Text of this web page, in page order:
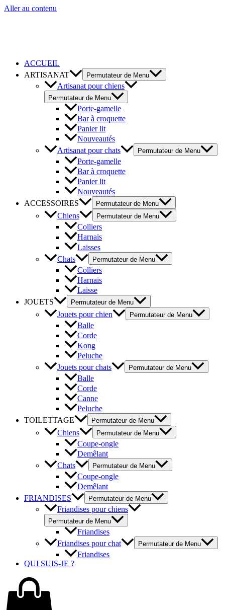
Aller au contenu
ACCUEIL
ARTISANAT
Permutateur de Menu
Artisanat pour chiens
Permutateur de Menu
Porte-gamelle
Bar à croquette
Panier lit
Nouveautés
Artisanat pour chats
Permutateur de Menu
Porte-gamelle
Bar à croquette
Panier lit
Nouveautés
ACCESSOIRES
Permutateur de Menu
Chiens Permutateur de Menu
Colliers
Harnais
Laisses
Chats
Permutateur de Menu
Colliers
Harnais
Laisse
JOUETS
Permutateur de Menu
Jouets pour chien Permutateur de Menu
Balle
Corde
Kong
Peluche
Jouets pour chats
Permutateur de Menu
Balle
Corde
Canne
Peluche
TOILETTAGE
Permutateur de Menu
Chiens Permutateur de Menu
Coupe-ongle
Demêlant
Chats
Permutateur de Menu
Coupe-ongle
Demêlant
FRIANDISES
Permutateur de Menu
Friandises pour chiens
Permutateur de Menu
Friandises
Friandises pour chat
Permutateur de Menu
Friandises
QUI SUIS-JE ?